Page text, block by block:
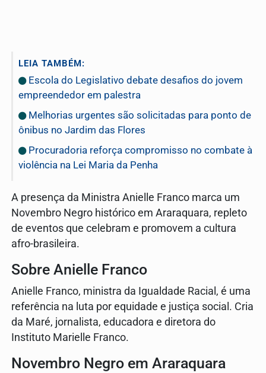
LEIA TAMBÉM:
Escola do Legislativo debate desafios do jovem
empreendedor em palestra
Melhorias urgentes são solicitadas para ponto de
ônibus no Jardim das Flores
Procuradoria reforça compromisso no combate à
violência na Lei Maria da Penha
A presença da Ministra Anielle Franco marca um
Novembro Negro histórico em Araraquara, repleto
de eventos que celebram e promovem a cultura
afro-brasileira.
Sobre Anielle Franco
Anielle Franco, ministra da Igualdade Racial, é uma
referência na luta por equidade e justiça social. Cria
da Maré, jornalista, educadora e diretora do
Instituto Marielle Franco.
Novembro Negro em Araraquara